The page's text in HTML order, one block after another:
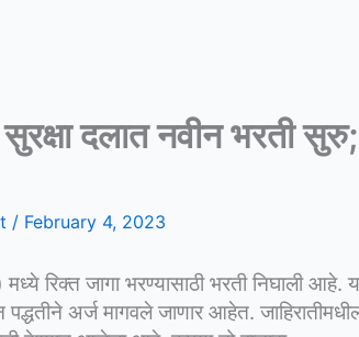
दलात नवीन भरती सुरु;
/ February 4, 2023
मध्ये रिक्त जागा भरण्यासाठी भरती निघाली
अर्ज मागवले जाणार आहेत.